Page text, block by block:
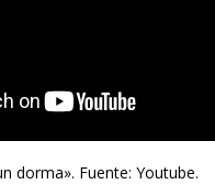
dorma». Fuente: Youtube.